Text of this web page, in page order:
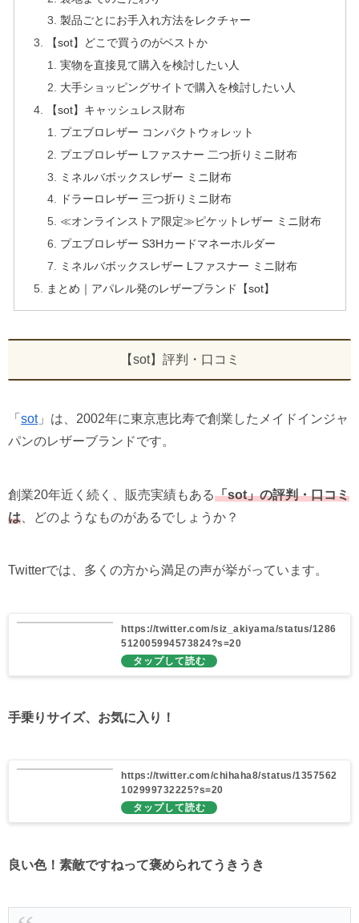
製品ごとにお手入れ方法をレクチャー
【sot】どこで買うのがベストか
実物を直接見て購入を検討したい人
大手ショッピングサイトで購入を検討したい人
【sot】キャッシュレス財布
プエブロレザー コンパクトウォレット
プエブロレザー Lファスナー 二つ折りミニ財布
ミネルバボックスレザー ミニ財布
ドラーロレザー 三つ折りミニ財布
≪オンラインストア限定≫ピケットレザー ミニ財布
プエブロレザー S3Hカードマネーホルダー
ミネルバボックスレザー Lファスナー ミニ財布
まとめ｜アパレル発のレザーブランド【sot】
【sot】評判・口コミ
「 sot」は、2002年に東京恵比寿で創業したメイドインジャ
パンのレザーブランドです。
創業20年近く続く、販売実績もある「sot」の評判・口コミ
は 、どのようなものがあるでしょうか？
Twitterでは、多くの方から満足の声が挙がっています。
https://twitter.com/siz_akiyama/status/1286
512005994573824?s=20
手乗りサイズ、お気に入り！
https://twitter.com/chihaha8/status/1357562
102999732225?s=20
良い色！素敵ですねって褒められてうきうき